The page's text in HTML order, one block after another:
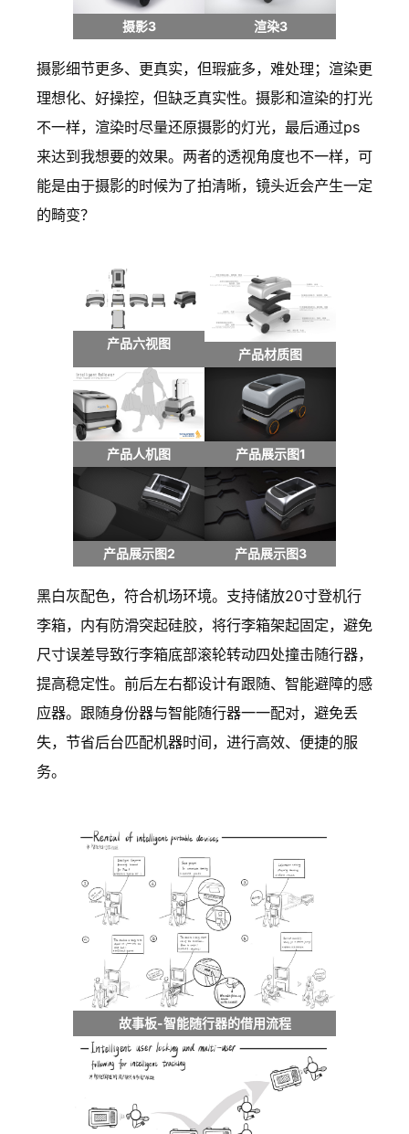
摄影3 渲染3
摄影细节更多、更真实，但瑕疵多，难处理；渲染更
理想化、好操控，但缺乏真实性。摄影和渲染的打光
不一样，渲染时尽量还原摄影的灯光，最后通过ps
来达到我想要的效果。两者的透视角度也不一样，可
能是由于摄影的时候为了拍清晰，镜头近会产生一定
的畸变？
产品六视图
产品材质图
产品人机图 产品展示图1
产品展示图2 产品展示图3
黑白灰配色，符合机场环境。支持储放20寸登机行
李箱，内有防滑突起硅胶，将行李箱架起固定，避免
尺寸误差导致行李箱底部滚轮转动四处撞击随行器，
提高稳定性。前后左右都设计有跟随、智能避障的感
应器。跟随身份器与智能随行器一一配对，避免丢
失，节省后台匹配机器时间，进行高效、便捷的服
务。
故事板-智能随行器的借用流程